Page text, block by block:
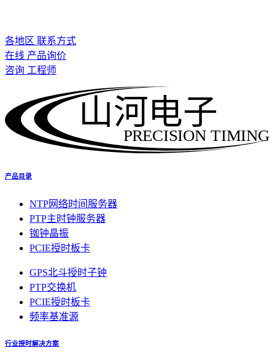
各地区 联系方式
在线 产品询价
咨询 工程师
PRECISION TIMING
山河电子
产品目录
NTP网络时间服务器
PTP主时钟服务器
铷钟晶振
PCIE授时板卡
GPS北斗授时子钟
PTP交换机
PCIE授时板卡
频率基准源
行业授时解决方案